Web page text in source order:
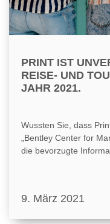
PRINT IST
REISE- UND
JAHR 2021.
Wussten Sie, dass
„Bentley Center for
die bevorzugte
9. März 2021